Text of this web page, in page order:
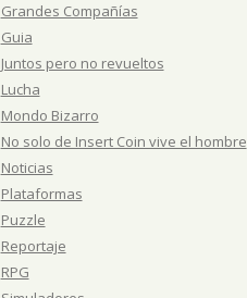
Grandes Compañías
Guia
Juntos pero no revueltos
Lucha
Mondo Bizarro
No solo de Insert Coin vive el hombre
Noticias
Plataformas
Puzzle
Reportaje
RPG